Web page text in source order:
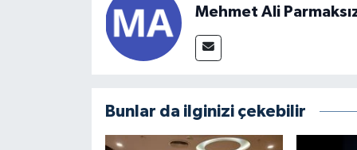
Mehmet Ali
Bunlar da ilginizi çekebilir